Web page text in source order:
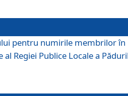
pentru numirile membrilor în
Regiei Publice Locale a